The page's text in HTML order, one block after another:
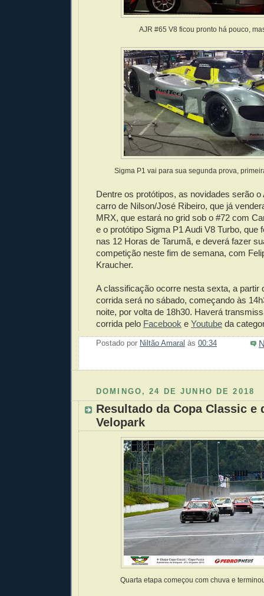
AJR #65 V8 ficou pronto há pouco,
Sigma P1 vai para sua segunda prova,
Dentre os protótipos, as novidades serão
carro de Nilson/José Ribeiro, que já
MRX, que estará no grid sob o #72 com
e o protótipo Sigma P1 Audi V8 Turbo, que
nas 12 Horas de Tarumã, e deverá fazer
competição neste fim de semana, com
Kraucher.
A classificação ocorre nesta sexta, a partir
corrida será no sábado, começando às
noite, por volta de 18h30. Haverá
corrida pelo Facebook e Youtube da
Postado por Niltão Amaral às 00:34
DOMINGO, 24 DE JUNHO DE 2018
Resultado da Copa Classic e
Velopark
Quarta etapa começou com chuva e